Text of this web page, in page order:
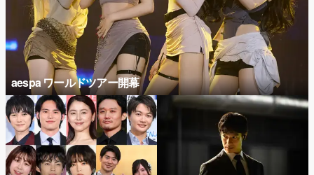
aespa ワールドツアー開幕